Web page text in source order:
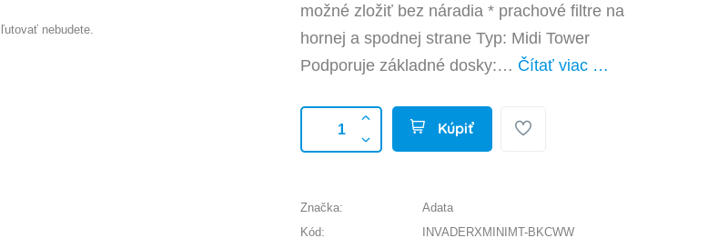
nebudete.
možné zložiť bez náradia * prachové filtre na
hornej a spodnej strane Typ: Midi Tower
Podporuje základné dosky:… Čítať viac …
Kúpiť
Značka:
Adata
Kód:
INVADERXMINIMT-BKCWW